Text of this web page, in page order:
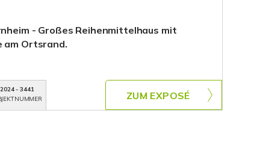
- Großes Reihenmittelhaus mit
am Ortsrand.
2024 - 3441
ZUM EXPOSÉ